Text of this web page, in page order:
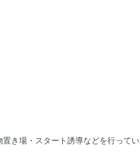
き場・スタート誘導などを行ってい